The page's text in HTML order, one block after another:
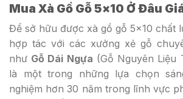
Mua Xà Gồ Gỗ 5×10 Ở Đâu
Để sở hữu được xà gồ gỗ 5×10 chất
hợp tác với các xưởng xẻ gỗ
như Gỗ Dái Ngựa (Gỗ Nguyên Liệu
là một trong những lựa chọn
nghiệm hơn 30 năm trong lĩnh vực